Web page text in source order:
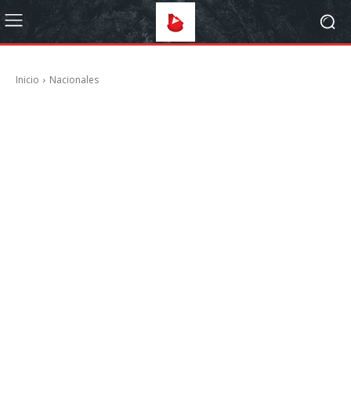
Inicio Nacionales